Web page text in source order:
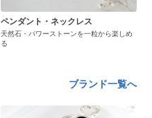
ペンダント・ネックレス
天然石・パワーストーンを一粒から楽しめ
る
ブランド一覧へ